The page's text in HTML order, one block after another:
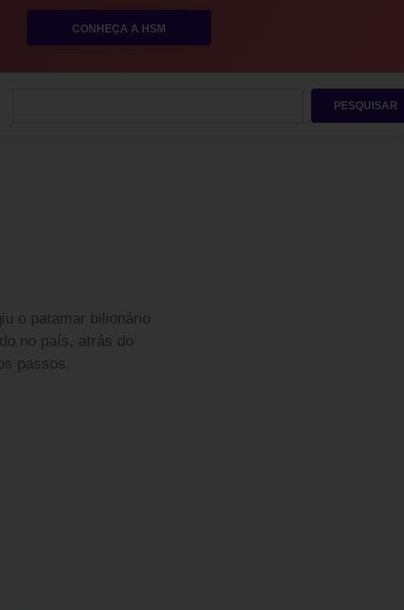
CONHEÇA A HSM
PESQUISAR
o patamar bilionário
no país, atrás do
passos.